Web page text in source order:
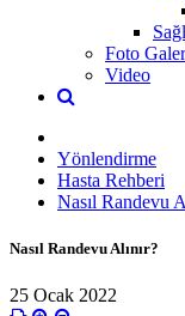
Foto
Video
Yönlendirme
Hasta Rehberi
Nasıl Randevu
Nasıl Randevu Alınır?
25 Ocak 2022